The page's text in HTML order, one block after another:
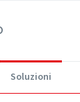
Soluzioni